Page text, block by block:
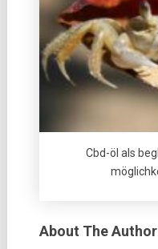
Cbd-öl als
About The Author